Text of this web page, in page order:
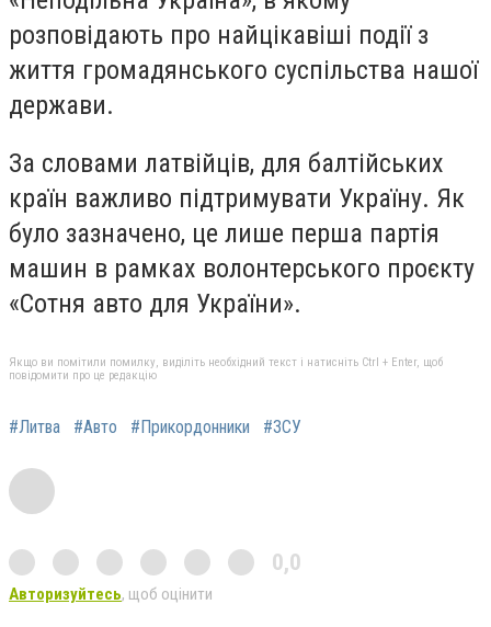
розповідають про найцікавіші події з
життя громадянського суспільства нашої
держави.
За словами латвійців, для балтійських
країн важливо підтримувати Україну. Як
було зазначено, це лише перша партія
машин в рамках волонтерського проєкту
«Сотня авто для України».
Якщо ви помітили помилку, виділіть необхідний текст і натисніть Ctrl + Enter, щоб
повідомити про це редакцію
#Литва #Авто #Прикордонники #ЗСУ
0,0
Авторизуйтесь, щоб оцінити